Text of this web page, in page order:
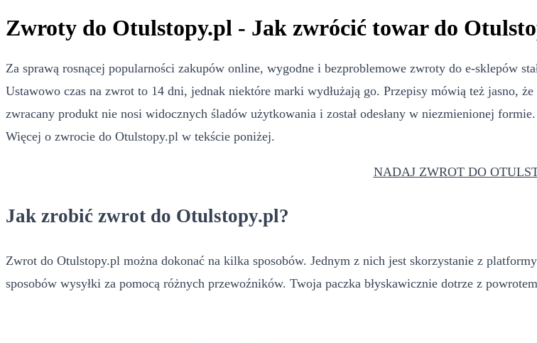
Zwroty do Otulstopy.pl - Jak zwrócić towar do
Za sprawą rosnącej popularności zakupów online, wygodne i bezproblemowe zwroty do e-sklepów
Ustawowo czas na zwrot to 14 dni, jednak niektóre marki wydłużają go. Przepisy mówią też jasno,
zwracany produkt nie nosi widocznych śladów użytkowania i został odesłany w niezmienionej
Więcej o zwrocie do Otulstopy.pl w tekście poniżej.
NADAJ ZWROT DO
Jak zrobić zwrot do Otulstopy.pl?
Zwrot do Otulstopy.pl można dokonać na kilka sposobów. Jednym z nich jest skorzystanie z
sposobów wysyłki za pomocą różnych przewoźników. Twoja paczka błyskawicznie dotrze z